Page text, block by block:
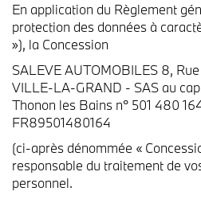
En application du Règlement
protection des données à
»), la Concession
SALEVE AUTOMOBILES 8,
VILLE-LA-GRAND - SAS au
Thonon les Bains n° 501 480
FR89501480164
(ci-après dénommée «
responsable du traitement de
personnel.